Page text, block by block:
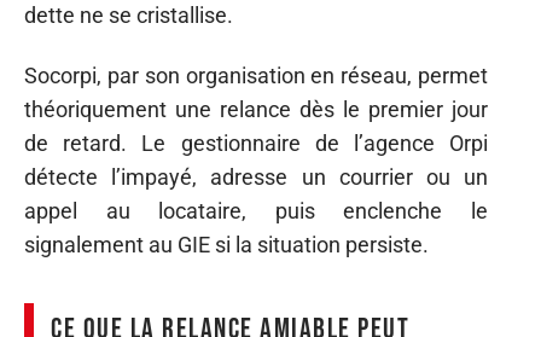
dette ne se cristallise.
Socorpi, par son organisation en réseau, permet
théoriquement une relance dès le premier jour
de retard. Le gestionnaire de l’agence Orpi
détecte l’impayé, adresse un courrier ou un
appel au locataire, puis enclenche le
signalement au GIE si la situation persiste.
Ce que la relance amiable peut